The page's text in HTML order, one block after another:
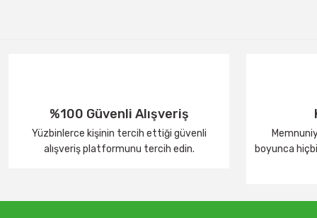
%100 Güvenli Alışveriş
Yüzbinlerce kişinin tercih ettiği güvenli
alışveriş platformunu tercih edin.
boyunca